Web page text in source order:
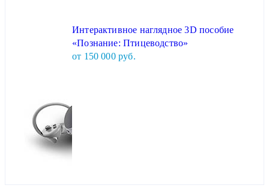
Интерактивное наглядное 3D пособие
«Познание: Птицеводство»
от 150 000 руб.